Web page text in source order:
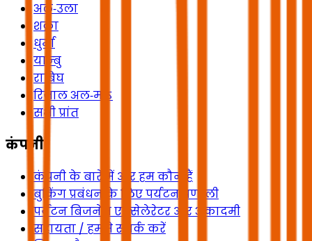
अल‑उला
शक्रा
धुर्मा
यान्बु
राबिघ
रिजाल अल‑माऽ
सभी प्रांत
कंपनी
कंपनी के बारे में और हम कौन हैं
बुकिंग प्रबंधन के लिए पर्यटन प्रणाली
पर्यटन बिजनेस एक्सेलेरेटर और अकादमी
सहायता / हमसे संपर्क करें